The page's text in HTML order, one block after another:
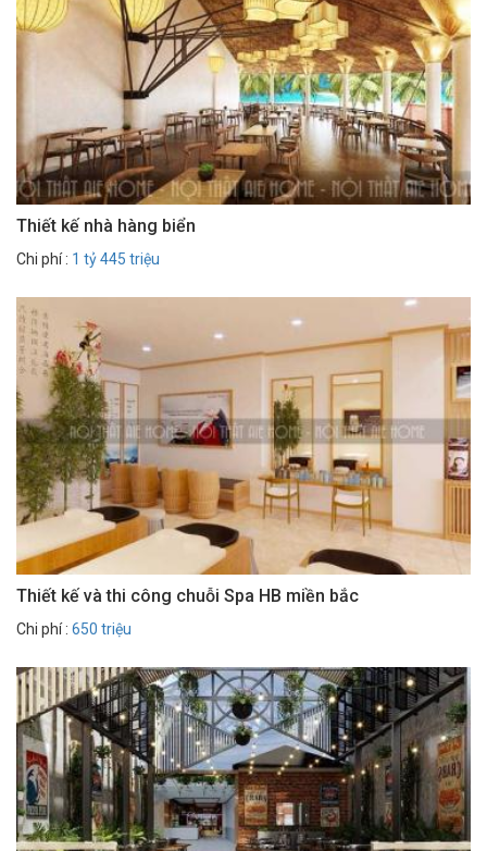
Thiết kế nhà hàng biển
Chi phí : 1 tỷ 445 triệu
Thiết kế và thi công chuỗi Spa HB miền bắc
Chi phí : 650 triệu